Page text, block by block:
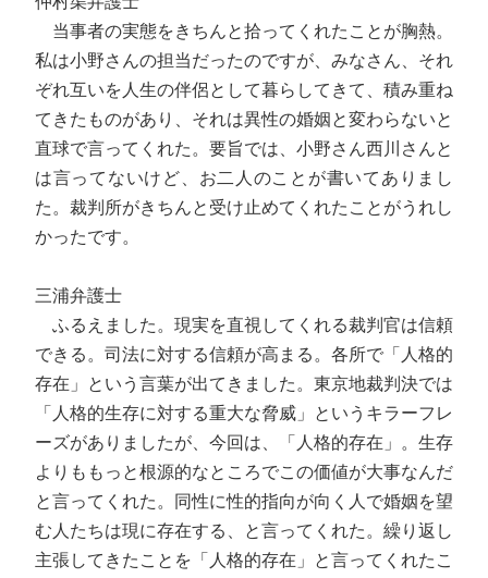
当事者の実態をきちんと拾ってくれたことが胸熱。
私は小野さんの担当だったのですが、みなさん、それ
ぞれ互いを人生の伴侶として暮らしてきて、積み重ね
てきたものがあり、それは異性の婚姻と変わらないと
直球で言ってくれた。要旨では、小野さん西川さんと
は言ってないけど、お二人のことが書いてありまし
た。裁判所がきちんと受け止めてくれたことがうれし
かったです。
三浦弁護士
ふるえました。現実を直視してくれる裁判官は信頼
できる。司法に対する信頼が高まる。各所で「人格的
存在」という言葉が出てきました。東京地裁判決では
「人格的生存に対する重大な脅威」というキラーフレ
ーズがありましたが、今回は、「人格的存在」。生存
よりももっと根源的なところでこの価値が大事なんだ
と言ってくれた。同性に性的指向が向く人で婚姻を望
む人たちは現に存在する、と言ってくれた。繰り返し
主張してきたことを「人格的存在」と言ってくれたこ